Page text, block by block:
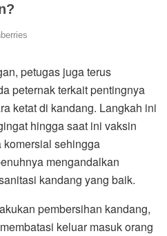
petugas juga terus
peternak terkait pentingnya
ketat di kandang. Langkah ini
hingga saat ini vaksin
sehingga
mengandalkan
kandang yang baik.
pembersihan kandang,
keluar masuk orang